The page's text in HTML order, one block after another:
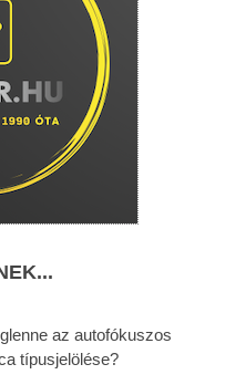
az autofókuszos
típusjelölése?